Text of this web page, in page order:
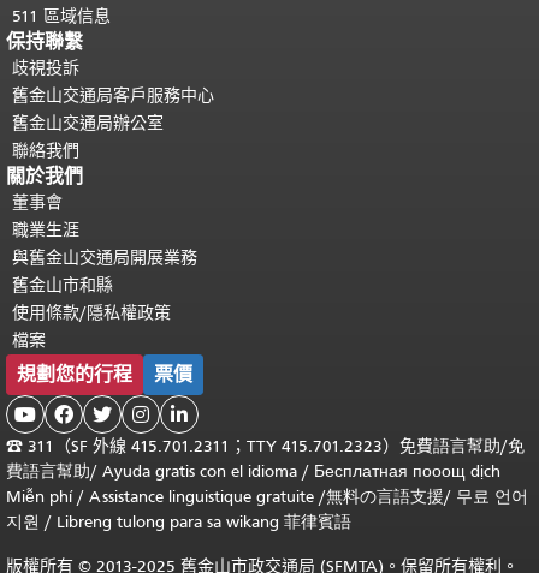
511 區域信息
保持聯繫
歧視投訴
舊金山交通局客戶服務中心
舊金山交通局辦公室
聯絡我們
關於我們
董事會
職業生涯
與舊金山交通局開展業務
舊金山市和縣
使用條款/隱私權政策
檔案
規劃您的行程 票價
    
☎ 311（SF 外線 415.701.2311；TTY 415.701.2323）免費語言幫助/免
費語言幫助/ Ayuda gratis con el idioma / Бесплатная пооощ dịch
Miễn phí/ Assistance linguistique gratuite /無料の言語支援/ 무료 언어
지원 / Libreng tulong para sa wikang 菲律賓語
版權所有 © 2013-2025 舊金山市政交通局 (SFMTA)。保留所有權利。